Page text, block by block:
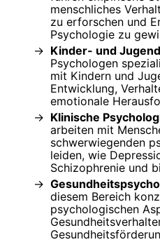
menschliches
zu erforschen und
Psychologie zu
Kinder- und
Psychologen
mit Kindern und
Entwicklung,
emotionale
Klinische
arbeiten mit
schwerwiegenden
leiden, wie
Schizophrenie und
diesem Bereich
psychologischen